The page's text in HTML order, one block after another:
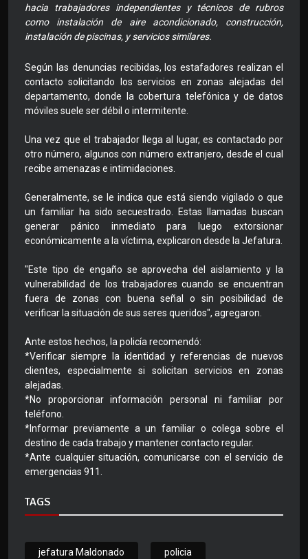
hacia trabajadores independientes y técnicos de rubros
como instalación de aire acondicionado, construcción,
instalación de piscinas, y servicios similares.
Según las denuncias recibidas, los estafadores realizan el
contacto solicitando los servicios en zonas alejadas del
departamento, donde la cobertura telefónica y de datos
móviles suele ser débil o intermitente.
Una vez que el trabajador llega al lugar, es contactado por
otro número, algunos con número extranjero, desde el cual
recibe amenazas e intimidaciones.
Generalmente, se le indica que está siendo vigilado o que
un familiar ha sido secuestrado. Estas llamadas buscan
generar pánico inmediato para luego extorsionar
económicamente a la víctima, explicaron desde la Jefatura.
"Este tipo de engaño se aprovecha del aislamiento y la
vulnerabilidad de los trabajadores cuando se encuentran
fuera de zonas con buena señal o sin posibilidad de
verificar la situación de sus seres queridos", agregaron.
Ante estos hechos, la policía recomendó:
*Verificar siempre la identidad y referencias de nuevos
clientes, especialmente si solicitan servicios en zonas
alejadas.
*No proporcionar información personal ni familiar por
teléfono.
*Informar previamente a un familiar o colega sobre el
destino de cada trabajo y mantener contacto regular.
*Ante cualquier situación, comunicarse con el servicio de
emergencias 911.
TAGS
jefatura Maldonado policia